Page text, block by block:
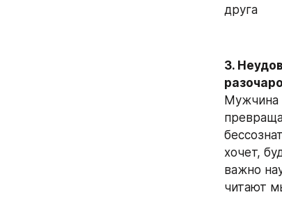
друга
3.
Мужчина
хочет,
важно
читают